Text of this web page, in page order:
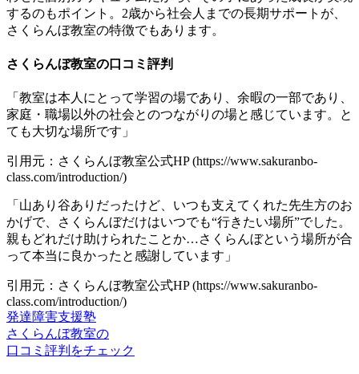
するのもポイント。2歳から社会人までの長期サポートが、
さくらんぼ教室の特徴でもあります。
さくらんぼ教室の口コミ評判
「教室は本人にとって学習の場であり、余暇の一部であり、
家庭・職場以外の社会とのつながりの場と感じています。と
ても大切な場所です」
引用元：さくらんぼ教室公式HP (https://www.sakuranbo-
class.com/introduction/)
「山あり谷ありだったけど、いつも支えてくれた先生方のお
かげで、さくらんぼだけはいつでも“行きたい場所”でした。
親もどれだけ助けられたことか…さくらんぼという場所が合
って本当に良かったと感謝しています」
引用元：さくらんぼ教室公式HP (https://www.sakuranbo-
class.com/introduction/)
発達障害支援塾
さくらんぼ教室の
口コミ評判をチェック